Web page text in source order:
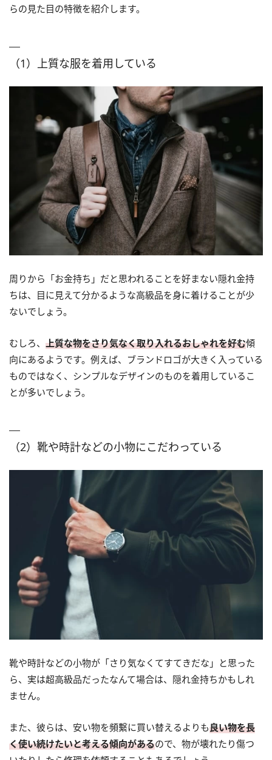
らの見た目の特徴を紹介します。
（1）上質な服を着用している
周りから「お金持ち」だと思われることを好まない隠れ金持
ちは、目に見えて分かるような高級品を身に着けることが少
ないでしょう。
むしろ、 上質な物をさり気なく取り入れるおしゃれを好む傾
向にあるようです。例えば、ブランドロゴが大きく入っている
ものではなく、シンプルなデザインのものを着用しているこ
とが多いでしょう。
（2）靴や時計などの小物にこだわっている
靴や時計などの小物が「さり気なくてすてきだな」と思った
ら、実は超高級品だったなんて場合は、隠れ金持ちかもしれ
ません。
また、彼らは、安い物を頻繫に買い替えるよりも良い物を長
く使い続けたいと考える傾向があるので、物が壊れたり傷つ